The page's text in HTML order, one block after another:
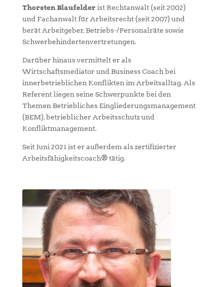
Thorsten Blaufelder ist Rechtanwalt (seit 2002)
und Fachanwalt für Arbeitsrecht (seit 2007) und
berät Arbeitgeber, Betriebs-/Personalräte sowie
Schwerbehindertenvertretungen.
Darüber hinaus vermittelt er als
Wirtschaftsmediator und Business Coach bei
innerbetrieblichen Konflikten im Arbeitsalltag. Als
Referent liegen seine Schwerpunkte bei den
Themen Betriebliches Eingliederungsmanagement
(BEM), betrieblicher Arbeitsschutz und
Konfliktmanagement.
Seit Juni 2021 ist er außerdem als zertifizierter
Arbeitsfähigkeitscoach® tätig.